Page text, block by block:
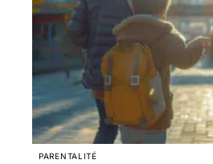
PARENTALITÉ